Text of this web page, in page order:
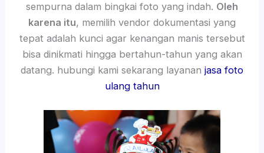
sempurna dalam bingkai foto yang indah. Oleh
karena itu, memilih vendor dokumentasi yang
tepat adalah kunci agar kenangan manis tersebut
bisa dinikmati hingga bertahun-tahun yang akan
datang. hubungi kami sekarang layanan jasa foto
ulang tahun